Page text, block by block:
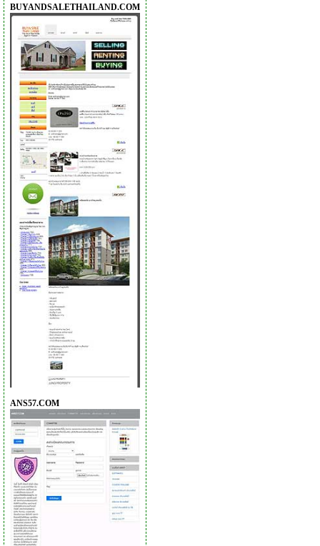
BUYANDSALETHAILAND.COM
ANS57.COM